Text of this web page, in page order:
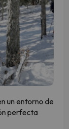
un entorno de
perfecta